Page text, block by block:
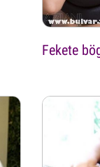
Fekete